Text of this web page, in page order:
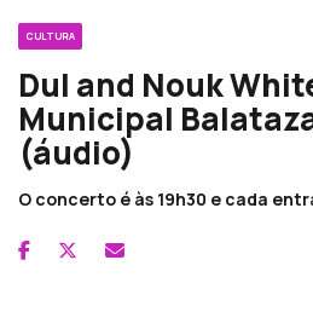
CULTURA
Dul and Nouk
Municipal
(áudio)
O concerto é às 19h30 e cada